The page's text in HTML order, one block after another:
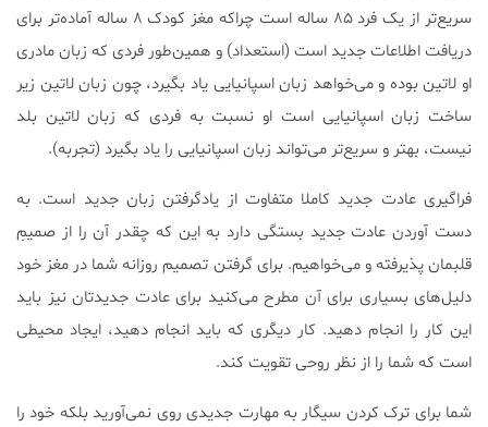
سریع‌تر از یک فرد ۸۵ ساله است چراکه مغز کودک ۸ ساله آماده‌تر برای
دریافت اطلاعات جدید است (استعداد) و همین‌طور فردی که زبان مادری
او لاتین بوده و می‌خواهد زبان اسپانیایی یاد بگیرد، چون زبان لاتین زیر
ساخت زبان اسپانیایی است او نسبت به فردی که زبان لاتین بلد
نیست، بهتر و سریع‌تر می‌تواند زبان اسپانیایی را یاد بگیرد (تجربه).
فراگیری عادت جدید کاملا متفاوت از یادگرفتن زبان جدید است. به
دست آوردن عادت جدید بستگی دارد به این که چقدر آن را از صمیمِ
قلبمان پذیرفته و می‌خواهیم. برای گرفتن تصمیم روزانه شما در مغز خود
دلیل‌های بسیاری برای آن مطرح می‌کنید برای عادت جدیدتان نیز باید
این‌ کار را انجام دهید. کار دیگری که باید انجام دهید، ایجاد محیطی
است که شما را از نظر روحی تقویت کند.
شما برای ترک کردن سیگار به مهارت جدیدی روی نمی‌آورید بلکه خود را